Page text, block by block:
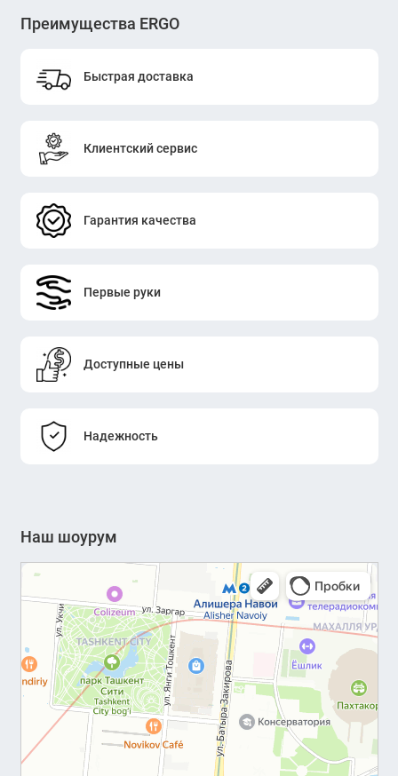
Преимущества ERGO
Быстрая доставка
Клиентский сервис
Гарантия качества
Первые руки
Доступные цены
Надежность
Наш шоурум